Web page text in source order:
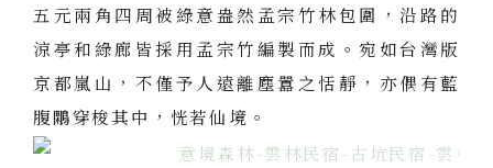
五元兩角四周被綠意盎然孟宗竹林包圍，沿路的
涼亭和綠廊皆採用孟宗竹編製而成。宛如台灣版
京都嵐山，不僅予人遠離塵囂之恬靜，亦偶有藍
腹鷴穿梭其中，恍若仙境。